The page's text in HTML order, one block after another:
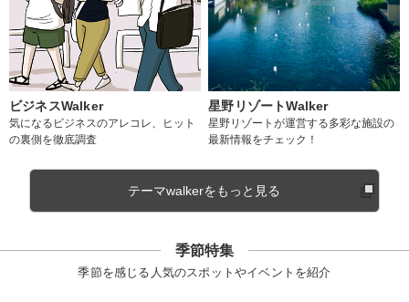
ビジネスWalker
気になるビジネスのアレコレ、ヒット
の裏側を徹底調査
星野リゾートWalker
星野リゾートが運営する多彩な施設の
最新情報をチェック！
テーマwalkerをもっと見る
季節特集
季節を感じる人気のスポットやイベントを紹介